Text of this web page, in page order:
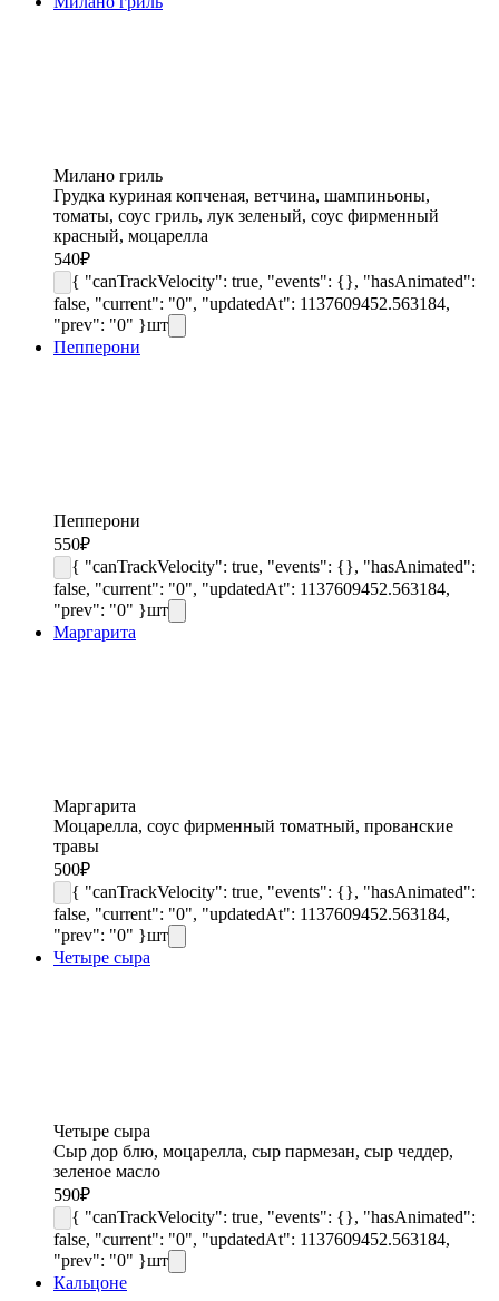
Милано гриль
Грудка куриная копченая, ветчина, шампиньоны,
томаты, соус гриль, лук зеленый, соус фирменный
красный, моцарелла
540₽
{ "canTrackVelocity": true, "events": {}, "hasAnimated":
false, "current": "0", "updatedAt": 1137609452.563184,
"prev": "0" }шт
Пепперони
Пепперони
550₽
{ "canTrackVelocity": true, "events": {}, "hasAnimated":
false, "current": "0", "updatedAt": 1137609452.563184,
"prev": "0" }шт
Маргарита
Маргарита
Моцарелла, соус фирменный томатный, прованские
травы
500₽
{ "canTrackVelocity": true, "events": {}, "hasAnimated":
false, "current": "0", "updatedAt": 1137609452.563184,
"prev": "0" }шт
Четыре сыра
Четыре сыра
Сыр дор блю, моцарелла, сыр пармезан, сыр чеддер,
зеленое масло
590₽
{ "canTrackVelocity": true, "events": {}, "hasAnimated":
false, "current": "0", "updatedAt": 1137609452.563184,
"prev": "0" }шт
Кальцоне